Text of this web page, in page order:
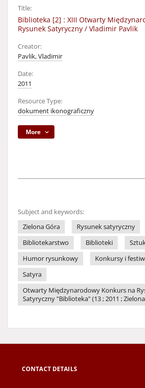
Title:
Biblioteka [2] : XIII Otwarty
Rysunek Satyryczny / Vladimir Pavlik
Creator:
Pavlik, Vladimir
Date:
2011
Resource Type:
dokument ikonograficzny
More
Subject and keywords:
Zielona Góra
Rysunek satyryczny
Bibliotekarstwo
Biblioteki
Humor rysunkowy
Konkursy i
Satyra
Otwarty Międzynarodowy Konkurs na
Satyryczny "Biblioteka" (13 ; 2011 ;
CONTACT DETAILS